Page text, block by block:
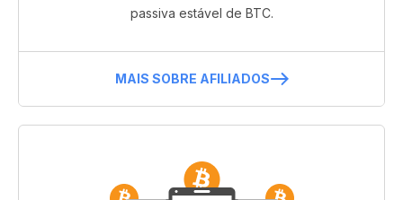
passiva estável de BTC.
MAIS SOBRE AFILIADOS